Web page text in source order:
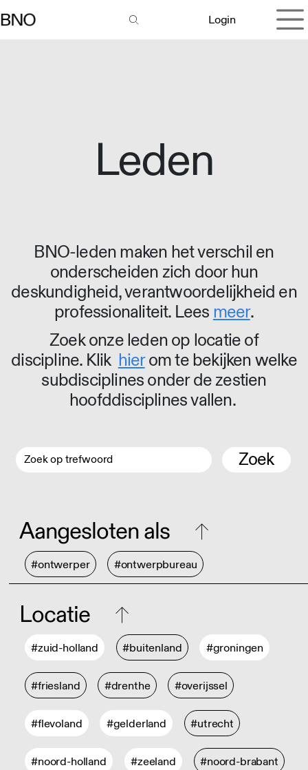
Login
Leden
BNO-leden maken het verschil en
onderscheiden zich door hun
deskundigheid, verantwoordelijkheid en
professionaliteit. Lees meer.
Zoek onze leden op locatie of
discipline. Klik hierom te bekijken welke
subdisciplines onder de zestien
hoofddisciplines vallen.
Zoek
Aangesloten als
#ontwerper #ontwerpbureau
Locatie
#zuid-holland #buitenland #groningen
#friesland #drenthe #overijssel
#flevoland #gelderland #utrecht
#noord-holland #zeeland #noord-brabant